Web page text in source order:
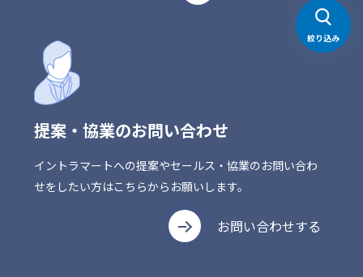
提案・協業のお問い合わせ
イントラマートへの提案やセールス・協業のお問い合わ
せをしたい方はこちらからお願いします。
お問い合わせする
絞り込み